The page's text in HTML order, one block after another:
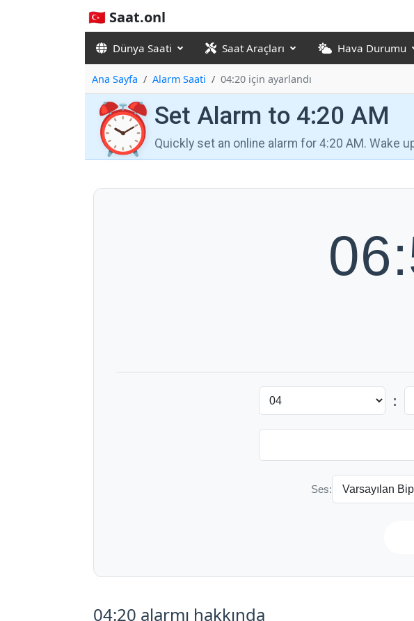
🇹🇷 Saat.onl
Dünya Saati Saat Araçları Hava Durumu
Ana Sayfa Alarm Saati 04:20 için ayarlandı
⏰ Set Alarm to 4:20 AM
Quickly set an online alarm for 4:20 AM. Wake
:
Ses:
04:20 alarmı hakkında